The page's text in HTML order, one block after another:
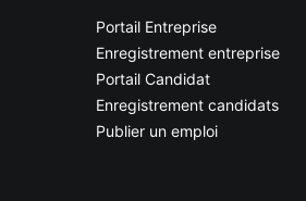
Portail Entreprise
Enregistrement entreprise
Portail Candidat
Enregistrement candidats
Publier un emploi